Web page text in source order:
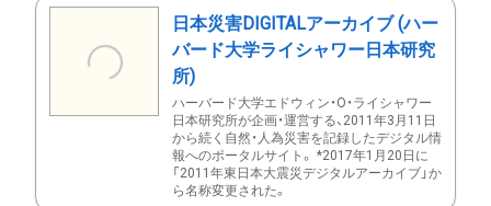
日本災害DIGITALアーカイブ (ハー
バード大学ライシャワー日本研究
所)
ハーバード大学エドウィン・O・ライシャワー
日本研究所が企画・運営する、2011年3月11日
から続く自然・人為災害を記録したデジタル情
報へのポータルサイト。 *2017年1月20日に
「2011年東日本大震災デジタルアーカイブ」か
ら名称変更された。